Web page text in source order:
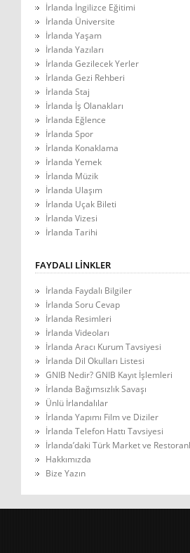
İrlanda İngilizce Eğitimi
İrlanda Üniversite
İrlanda Yaşam
İrlanda Yazıları
İrlanda Gezilecek Yerler
İrlanda Gezi Rehberi
İrlanda Staj
İrlanda İş Olanakları
İrlanda Eğlence
İrlanda Spor
İrlanda Konaklama
İrlanda Yemek
İrlanda Müzik
İrlanda Ulaşım
İrlanda Uçak Bileti
İrlanda Vizesi
İrlanda Tarihi
FAYDALI LINKLER
İrlanda Faydalı Bilgiler
İrlanda Soru Cevap
İrlanda Resimleri
İrlanda Videoları
İrlanda Aracı Kurum Tavsiyesi
İrlanda Dil Okulları Listesi
GNIB Nedir? GNIB Kayıt İşlemleri
İrlanda Bağımsızlık Savaşı
Ünlü İrlandalılar
İrlanda Yapımı Film ve Diziler
İrlanda Telefon Hattı Tavsiyesi
İrlanda’daki Türk Market ve
Hakkımızda
Bize Yazın